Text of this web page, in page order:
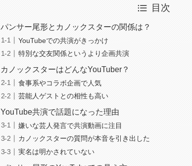
目次
パンサー尾形とカノックスターの関係は？
YouTubeでの共演がきっかけ
特別な交友関係というより企画共演
カノックスターはどんなYouTuber？
食事系やコラボ企画で人気
芸能人ゲストとの相性も高い
YouTube共演で話題になった理由
嫌いな芸人発言で共演動画に注目
カノックスターの質問が本音を引き出した
実名は明かされていない